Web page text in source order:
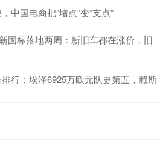
中国电商把“堵点”变“支点”
国标落地两周：新旧车都在涨价，旧
行：埃泽6925万欧元队史第五，赖斯